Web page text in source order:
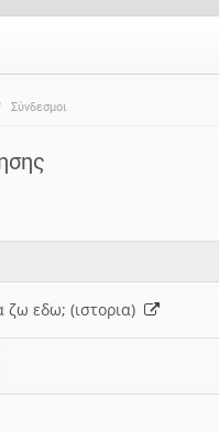
Σύνδεσμοι
ζω εδω; (ιστορια)